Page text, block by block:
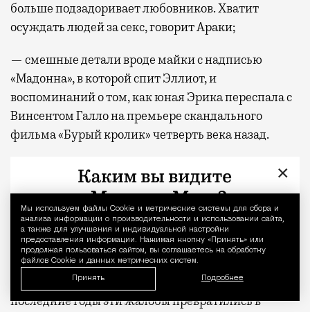
Уведомление
Мы используем файлы Сookie и метрические системы для сбора и
анализа информации о производительности и использовании сайта,
а также для улучшения и индивидуальной настройки
предоставления информации. Нажимая кнопку «Принять» или
продолжая пользоваться сайтом, вы соглашаетесь на обработку
файлов Cookie и данных метрических систем.
Принять Подробнее
больше подзадоривает любовников. Хватит
осуждать людей за секс, говорит Араки;
— смешные детали вроде майки с надписью
«Мадонна», в которой спит Эллиот, и
воспоминаний о том, как юная Эрика переспала с
Винсентом Галло на премьере скандального
фильма «Бурый кролик» четверть века назад.
Минусы:
— «Хочу заняться с тобой сексом» напичкан
поколенческими стереотипами. Раскрепощенная
миллениалша Эрика ругает политкорректность и
ноет, что зумеры теперь пошли «ретро-секс-
негативные». Не то чтобы это неправда, просто за
последние годы эти жалобы превратились в
×